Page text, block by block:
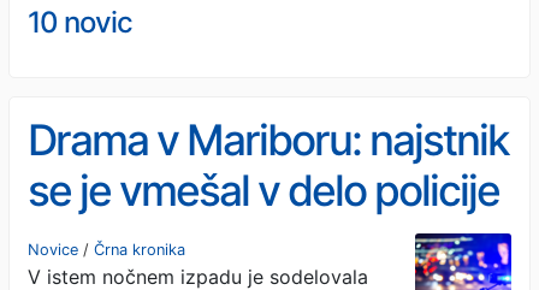
10 novic
Drama v Mariboru: najstnik
se je vmešal v delo policije
in začel množični pretep
Novice / Črna kronika
V istem nočnem izpadu je sodelovala